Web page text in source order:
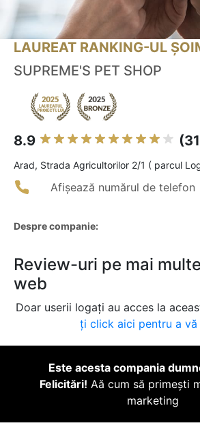
LAUREAT RANKING-UL
SUPREME'S PET SHOP
8.9
Arad, Strada Agricultorilor 2/1 ( parcul
Afișează numărul de telefon
Despre companie:
Review-uri pe mai
web
Doar userii logați au acces la
ți click aici pentru a vă
Este acesta compania
Felicitări! Aă cum să primești
marketing